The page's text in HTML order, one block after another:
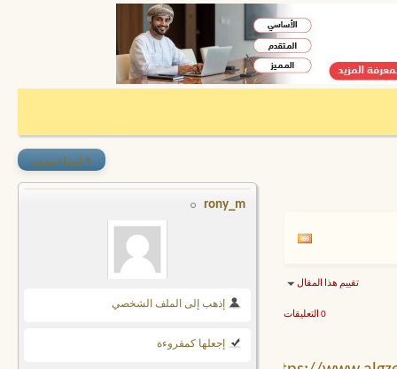
تقييم هذا المقال
0 التعليقات
+ إنشاء مدونة
rony_m
إذهب إلى الملف الشخصي
إجعلها كمقروءة